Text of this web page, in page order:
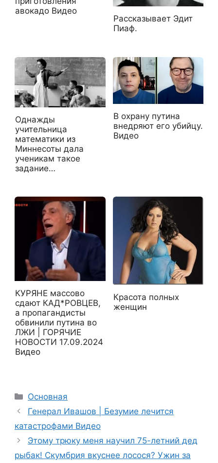
авокадо Видео
Рассказывает Эдит
Пиаф.
Однажды
учительница
математики из
Миннесоты дала
ученикам такое
задание…
В охрану путина
внедряют его убийцу.
Видео
КУРЯНЕ массово
сдают КАД*РОВЦЕВ,
а пропагандисты
обвинили путина во
ЛЖИ | ГОРЯЧИЕ
НОВОСТИ 17.09.2024
Видео
Красота полных
женщин
Рубрики
Основная
Генерал Ивашов | Безумие лечится
катастрофами Видео
Этому трюку меня научил 75-летний дед
рыбак! Скумбрия вкуснее лосося? Ужин за